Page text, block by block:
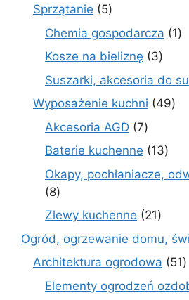
Sprzątanie 55
produktów
Chemia gospodarcza 11
Kosze na bieliznę 33
Suszarki, akcesoria do
Wyposażenie kuchni 4949
Akcesoria AGD 77
Baterie kuchenne 1313
Okapy, pochłaniacze,
88
produktów
Zlewy kuchenne 2121
Ogród, ogrzewanie domu,
Architektura ogrodowa 5151
Elementy ogrodzeń